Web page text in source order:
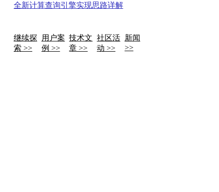
全新计算查询引擎实现思路详解
继续探
索 >>
用户案
例 >>
技术文
章 >>
社区活
动 >>
新闻
>>